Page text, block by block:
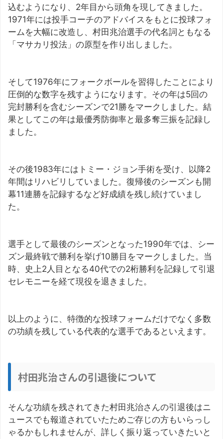
込むようになり、2年目から頭角を現してきました。
1971年には投手コーチのアドバイスをもとに投球フォ
ームを大幅に改造し、村田兆治選手の代名詞ともなる
「マサカリ投法」の原型を作り出しました。
そして1976年にフォークボールを習得したことにより
圧倒的な数字を残すようになります。その年は5回の
完封勝利を含むシーズンで21勝をマークしました。結
果としてこの年は最優秀防御率と最多奪三振を記録し
ました。
その後1983年にはトミー・ジョン手術を受け、以降2
年間はリハビリしていました。復帰後のシーズンも開
幕11連勝を記録するなど好成績を残し続けていまし
た。
選手として最後のシーズンとなった1990年では、シー
ズン最終戦で勝利を挙げ10勝目をマークしました。当
時、史上2人目となる40代での2桁勝利を記録して引退
セレモニーを経て現役を退きました。
以上のように、特徴的な投球フォームだけでなく多数
の功績を残している代表的な選手であるといえます。
村田兆治さんの引退後について
そんな功績を残されてきた村田兆治さんの引退後はニ
ュースでも報道されていたためご存じの方もいらっし
ゃるかもしれませんが、詳しく振り返っていきたいと